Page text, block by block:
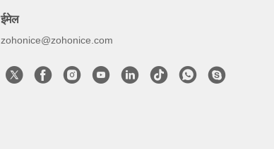
ईमेल
zohonice@zohonice.com